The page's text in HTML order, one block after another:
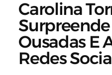
Carolina
Ousadas E
Redes